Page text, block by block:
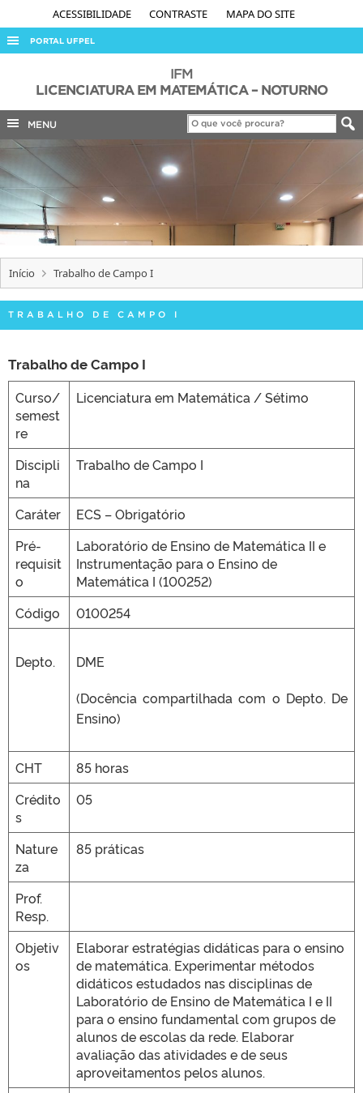
ACESSIBILIDADE CONTRASTE MAPA DO SITE
PORTAL UFPEL
AUDITORIA
COBALTO
CONCURSOS
EDITAIS
INTERNACIONAL
OUVIDORIA
PORTARIAS
TELEFONES
IFM
LICENCIATURA EM MATEMÁTICA – NOTURNO
MENU
Início Trabalho de Campo I
TRABALHO DE CAMPO I
Trabalho de Campo I
Curso/
semest
re
Licenciatura em Matemática / Sétimo
Discipli
na
Trabalho de Campo I
Caráter
ECS – Obrigatório
Pré-
requisit
o
Laboratório de Ensino de Matemática II e
Instrumentação para o Ensino de
Matemática I (100252)
Código
0100254
Depto. DME
(Docência compartilhada com o Depto. De
Ensino)
CHT
85 horas
Crédito
s
05
Nature
za
85 práticas
Prof.
Resp.
Objetiv
os
Elaborar estratégias didáticas para o ensino
de matemática. Experimentar métodos
didáticos estudados nas disciplinas de
Laboratório de Ensino de Matemática I e II
para o ensino fundamental com grupos de
alunos de escolas da rede. Elaborar
avaliação das atividades e de seus
aproveitamentos pelos alunos.